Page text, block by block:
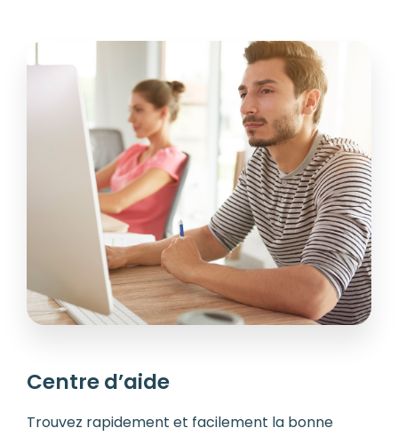
Centre d’aide
Trouvez rapidement et facilement la bonne